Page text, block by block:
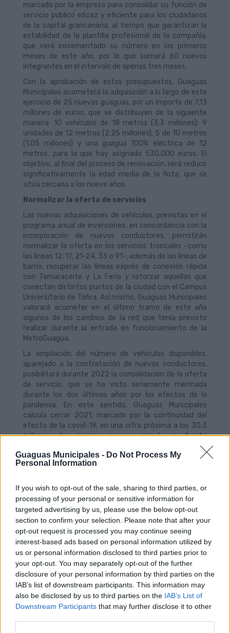
Guaguas Municipales - Do Not Process My
Personal Information
If you wish to opt-out of the sale, sharing to third parties, or
processing of your personal or sensitive information for
targeted advertising by us, please use the below opt-out
section to confirm your selection. Please note that after your
opt-out request is processed you may continue seeing
interest-based ads based on personal information utilized by
us or personal information disclosed to third parties prior to
your opt-out. You may separately opt-out of the further
disclosure of your personal information by third parties on the
IAB’s list of downstream participants. This information may
also be disclosed by us to third parties on the IAB’s List of
Downstream Participants that may further disclose it to other
marcado por la empresa para consolidar su función de
servicio público eficaz y eficiente para los ciudadanos
de la capital grancanaria, al tiempo que garantizan la
estabilidad de la plantilla profesional de la compañía,
que verá incrementado su número en los primeros
meses de este año, por lo que sumará 60 nuevos
integrantes en el intervalo de apenas tres meses.
Con la aprobación de estos presupuestos, Guaguas
Municipales acometerá la adquisición a lo largo de este
ejercicio de 25 nuevas guaguas, por un importe de 7,13
millones de euros, que se distribuyen de la siguiente
manera: 10 vehículos de 18 metros (3,3 millones); 9
unidades de 12 metros (2,25 millones); 5 de 10 metros
(1,05 millones) y una guagua 100% eléctrica de 12
metros, para la que hay asignado 530.000 euros. El
objetivo, al final del proceso de renovación, será reducir
significativamente la edad media de la flota, que se
sitúa cercana a los nueve años.
Normalizar la oferta de servicios
Las nuevas adquisiciones de vehículos, previstas en el
programa anual de inversiones, en concordancia con la
incorporación de nuevos conductores, permitirán
normalizar la oferta en los servicios troncales –como
las líneas 12, 17, 21-24, 33 o 91-, además de las líneas de
barrio, recuperar las líneas exprés de conexión rápida
con Tamaraceite y La Feria y reforzar aquellas que
conectan distintos puntos de la ciudad con el Campus
Universitario de Tafira. Así mismo, Guaguas Municipales
valorará acometer en el último tramo de este año
algunos de los cambios de la red que tenía previsto
realizar durante la entrada en funcionamiento de la
MetroGuagua.
La ampliación del número de vehículos disponibles,
aparejado a la contratación de nuevos conductores,
posibilitará durante 2022 la consolidación de la oferta
de servicio, que se ha visto seriamente mermada
durante los dos últimos años por los efectos de la
pandemia. En este sentido, Guaguas Municipales
calcula cerrar 2021, marcado por la continuidad del
efecto de la covid-19, en una cifra próxima a los 30,3
millones de viajeros, aunque prevé un fuerte
incremento para este ejercicio, que eleve el volumen
hasta los 33,8 millones de clientes.
el ámbito de la información y atención al público, al
objeto de afrontar el continuo incremento de la
demanda viajeros. Por ello, está prevista la
incorporación de 15 nuevos postes de información al
público y la renovación completa de la oficina comercial
en Santa Catalina, que se reabrirá en los próximos
meses.
En la misma línea de modernización tecnológica, la
empresa municipal de transporte completará
próximamente la instalación de las nuevas
canceladoras que permitirán admitir como medio de
pago las tarjetas de crédito, así como los móviles. De la
misma manera, se colocarán a bordo